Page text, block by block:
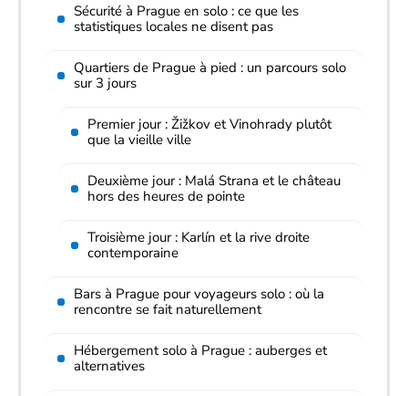
Sécurité à Prague en solo : ce que les
statistiques locales ne disent pas
Quartiers de Prague à pied : un parcours solo
sur 3 jours
Premier jour : Žižkov et Vinohrady plutôt
que la vieille ville
Deuxième jour : Malá Strana et le château
hors des heures de pointe
Troisième jour : Karlín et la rive droite
contemporaine
Bars à Prague pour voyageurs solo : où la
rencontre se fait naturellement
Hébergement solo à Prague : auberges et
alternatives